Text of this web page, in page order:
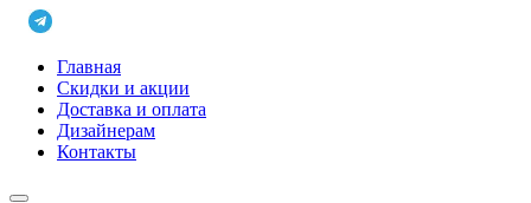
Главная
Скидки и акции
Доставка и оплата
Дизайнерам
Контакты